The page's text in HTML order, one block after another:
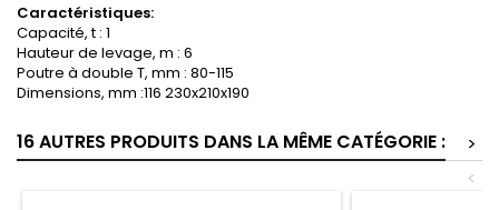
Caractéristiques:
Capacité, t : 1
Hauteur de levage, m : 6
Poutre à double T, mm : 80-115
Dimensions, mm :116 230x210x190
16 AUTRES PRODUITS DANS LA MÊME CATÉGORIE :
>
<